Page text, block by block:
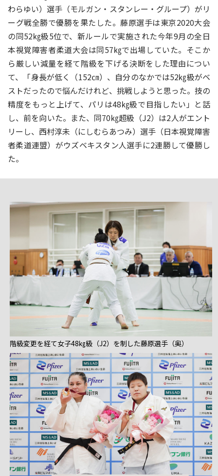
わらゆい）選手（モルガン・スタンレー・グループ）がリ
ーグ戦全勝で優勝を果たした。藤原選手は東京2020大会
の同52㎏級5位で、新ルールで実施された今年9月の全日
本視覚障害者柔道大会は同57㎏で出場していた。そこか
ら厳しい減量を経て階級を下げる決断をした理由につい
て、「身長が低く（152㎝）、自分のなかでは52㎏級がベ
ストだったので悩んだけれど、挑戦しようと思った。技の
精度をもっと上げて、パリは48㎏級で目指したい」と話
し、前を向いた。また、同70㎏超級（J2）は2人がエント
リーし、西村淳未（にしむらあつみ）選手（日本視覚障害
者柔道連盟）がウズベキスタン人選手に2連勝して優勝し
た。
階級変更を経て女子48㎏級（J2）を制した藤原選手（奥）